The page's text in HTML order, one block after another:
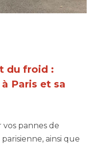
du froid :
Paris et sa
vos pannes de
ainsi que